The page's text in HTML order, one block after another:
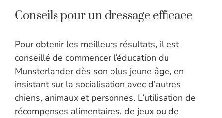
Conseils pour un dressage efficace
Pour obtenir les meilleurs résultats, il est
conseillé de commencer l’éducation du
Munsterlander dès son plus jeune âge, en
insistant sur la socialisation avec d’autres
chiens, animaux et personnes. L’utilisation de
récompenses alimentaires, de jeux ou de